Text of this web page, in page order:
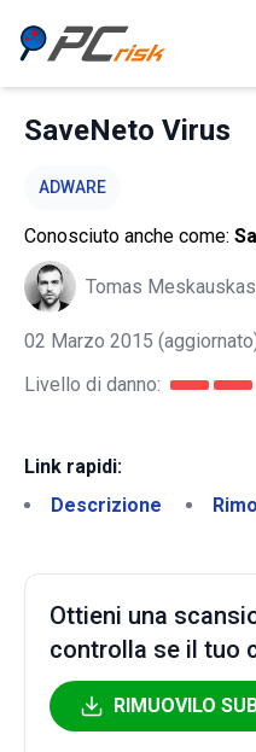
SaveNeto Virus
ADWARE
Conosciuto anche come:
Tomas Meskauskas
02 Marzo 2015
Livello di danno:
Link rapidi:
Descrizione
Ottieni una
controlla se il tuo
RIMUOVILO